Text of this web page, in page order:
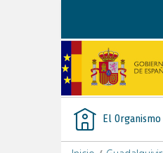
El Organismo